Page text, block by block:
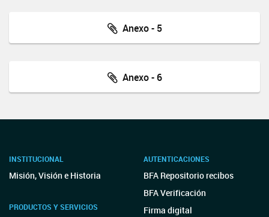
Anexo - 5
Anexo - 6
INSTITUCIONAL
Misión, Visión e Historia
PRODUCTOS Y SERVICIOS
AUTENTICACIONES
BFA Repositorio recibos
BFA Verificación
Firma digital